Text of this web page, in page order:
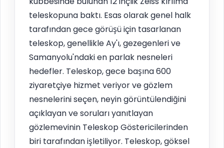
teleskopuna baktı. Esas olarak genel halk
tarafından gece görüşü için tasarlanan
teleskop, genellikle Ay'ı, gezegenleri ve
Samanyolu'ndaki en parlak nesneleri
hedefler. Teleskop, gece başına 600
ziyaretçiye hizmet veriyor ve gözlem
nesnelerini seçen, neyin görüntülendiğini
açıklayan ve soruları yanıtlayan
gözlemevinin Teleskop Göstericilerinden
biri tarafından işletiliyor. Teleskop, göksel